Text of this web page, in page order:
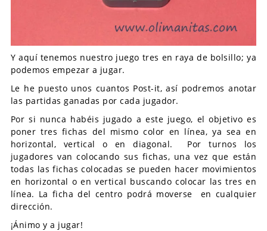
Y aquí tenemos nuestro juego tres en raya de bolsillo; ya
podemos empezar a jugar.
Le he puesto unos cuantos Post-it, así podremos anotar
las partidas ganadas por cada jugador.
Por si nunca habéis jugado a este juego, el objetivo es
poner tres fichas del mismo color en línea, ya sea en
horizontal, vertical o en diagonal. Por turnos los
jugadores van colocando sus fichas, una vez que están
todas las fichas colocadas se pueden hacer movimientos
en horizontal o en vertical buscando colocar las tres en
línea. La ficha del centro podrá moverse en cualquier
dirección.
¡Ánimo y a jugar!